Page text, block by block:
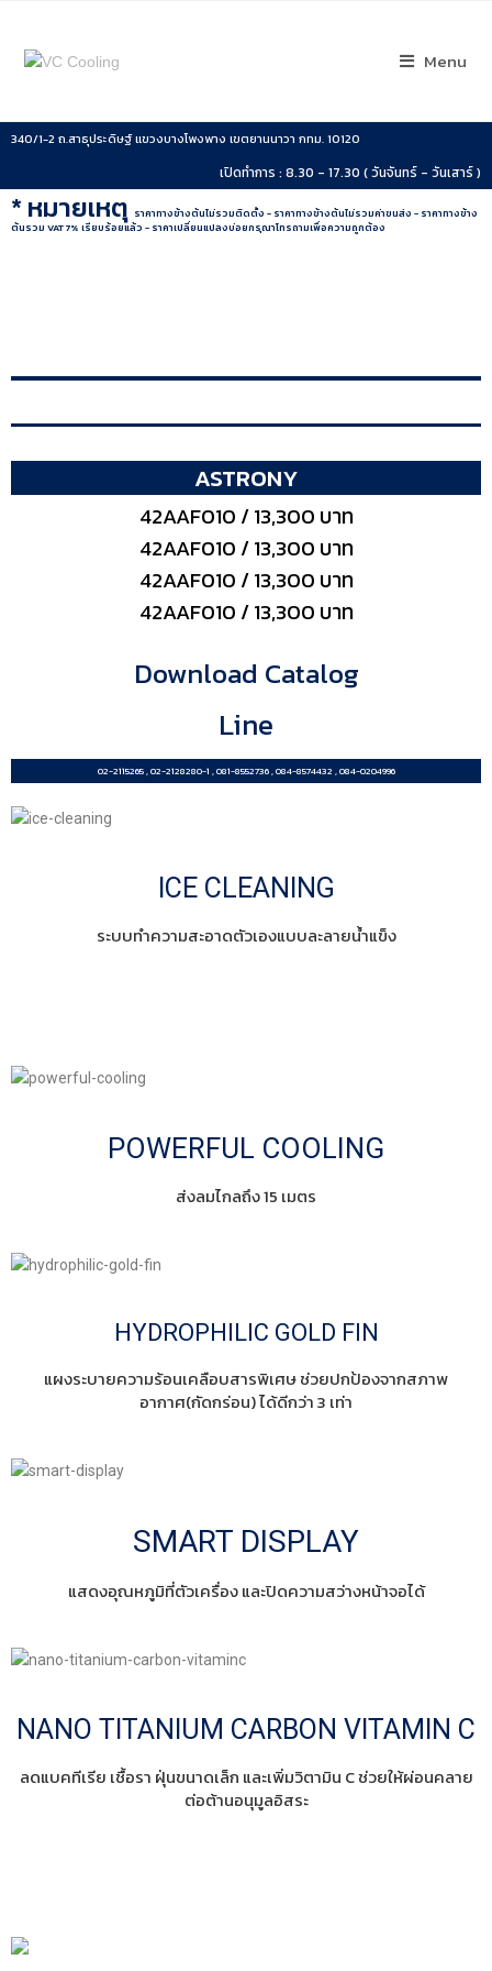
Menu
340/1-2 ถ.สาธุประดิษฐ์ แขวงบางโพงพาง เขตยานนาวา กทม. 10120
เปิดทำการ : 8.30 - 17.30 ( วันจันทร์ - วันเสาร์ )
* หมายเหตุ ราคาทางข้างต้นไม่รวมติดตั้ง - ราคาทางข้างต้นไม่รวมค่าขนส่ง - ราคาทางข้าง
ต้นรวม VAT 7% เรียบร้อยแล้ว - ราคาเปลี่ยนแปลงบ่อยกรุณาโทรถามเพื่อความถูกต้อง
ASTRONY
42AAF010 / 13,300 บาท
42AAF010 / 13,300 บาท
42AAF010 / 13,300 บาท
42AAF010 / 13,300 บาท
Download Catalog
Line
02-2115265 , 02-2128280-1 , 081-8552736 , 084-8574432 , 084-0204996
ICE CLEANING
ระบบทำความสะอาดตัวเองแบบละลายน้ำแข็ง
POWERFUL COOLING
ส่งลมไกลถึง 15 เมตร
HYDROPHILIC GOLD FIN
แผงระบายความร้อนเคลือบสารพิเศษ ช่วยปกป้องจากสภาพ
อากาศ(กัดกร่อน) ได้ดีกว่า 3 เท่า
SMART DISPLAY
แสดงอุณหภูมิที่ตัวเครื่อง และปิดความสว่างหน้าจอได้
NANO TITANIUM CARBON VITAMIN C
ลดแบคทีเรีย เชื้อรา ฝุ่นขนาดเล็ก และเพิ่มวิตามิน C ช่วยให้ผ่อนคลาย
ต่อต้านอนุมูลอิสระ